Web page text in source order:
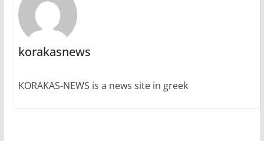
korakasnews
KORAKAS-NEWS is a news site in greek